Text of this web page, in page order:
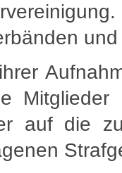
Mitglieder
auf die